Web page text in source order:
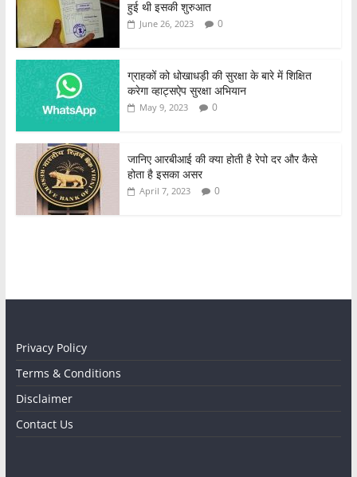
हुई थी इसकी शुरुआत
June 26, 2023 0
ग्राहकों को धोखाधड़ी की सुरक्षा के बारे में शिक्षित
करेगा व्हाट्सऐप सुरक्षा अभियान
May 9, 2023 0
जानिए आरबीआई की क्या होती है रेपो दर और कैसे
होता है इसका असर
April 7, 2023 0
Privacy Policy
Terms & Conditions
Disclaimer
Contact Us